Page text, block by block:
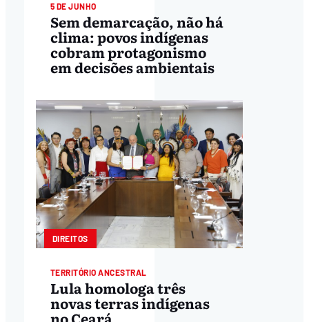
5 DE JUNHO
Sem demarcação, não há
clima: povos indígenas
cobram protagonismo
em decisões ambientais
DIREITOS
TERRITÓRIO ANCESTRAL
Lula homologa três
novas terras indígenas